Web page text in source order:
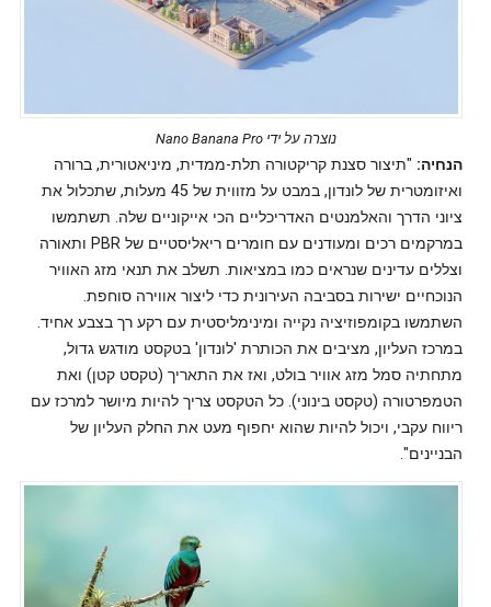
נוצרה על ידי Nano Banana Pro
הנחיה: "תיצור סצנת קריקטורה תלת-ממדית, מיניאטורית, ברורה
ואיזומטרית של לונדון, במבט על מזווית של 45 מעלות, שתכלול את
ציוני הדרך והאלמנטים האדריכליים הכי אייקוניים שלה. תשתמשו
במרקמים רכים ומעודנים עם חומרים ריאליסטיים של PBR ותאורה
וצללים עדינים שנראים כמו במציאות. תשלב את תנאי מזג האוויר
הנוכחיים ישירות בסביבה העירונית כדי ליצור אווירה סוחפת.
השתמשו בקומפוזיציה נקייה ומינימליסטית עם רקע רך בצבע אחיד.
במרכז העליון, מציבים את הכותרת 'לונדון' בטקסט מודגש גדול,
מתחתיה סמל מזג אוויר בולט, ואז את התאריך (טקסט קטן) ואת
הטמפרטורה (טקסט בינוני). כל הטקסט צריך להיות מיושר למרכז עם
ריווח עקבי, ויכול להיות שהוא יחפוף מעט את החלק העליון של
הבניינים".